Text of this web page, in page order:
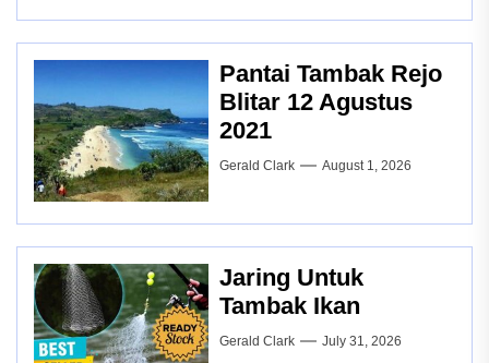
Pantai Tambak Rejo
Blitar 12 Agustus
2021
Gerald Clark August 1, 2026
Jaring Untuk
Tambak Ikan
Gerald Clark July 31, 2026